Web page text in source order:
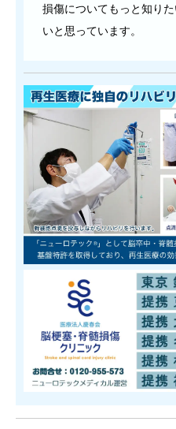
損傷についてもっと知り
いと思っています。